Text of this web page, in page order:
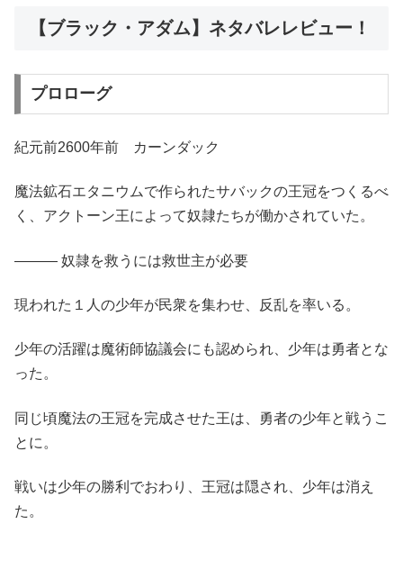
【ブラック・アダム】ネタバレレビュー！
プロローグ
紀元前2600年前 カーンダック
魔法鉱石エタニウムで作られたサバックの王冠をつくるべ
く、アクトーン王によって奴隷たちが働かされていた。
――― 奴隷を救うには救世主が必要
現われた１人の少年が民衆を集わせ、反乱を率いる。
少年の活躍は魔術師協議会にも認められ、少年は勇者とな
った。
同じ頃魔法の王冠を完成させた王は、勇者の少年と戦うこ
とに。
戦いは少年の勝利でおわり、王冠は隠され、少年は消え
た。